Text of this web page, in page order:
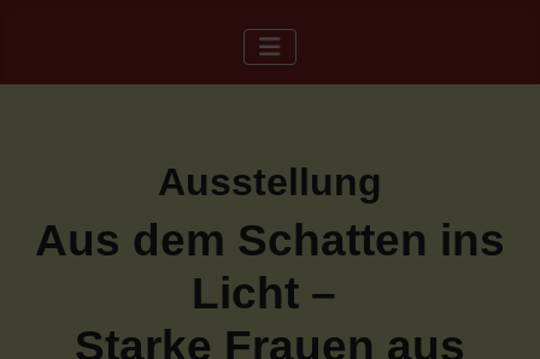
Ausstellung
Aus dem Schatten ins
Licht –
Starke Frauen aus